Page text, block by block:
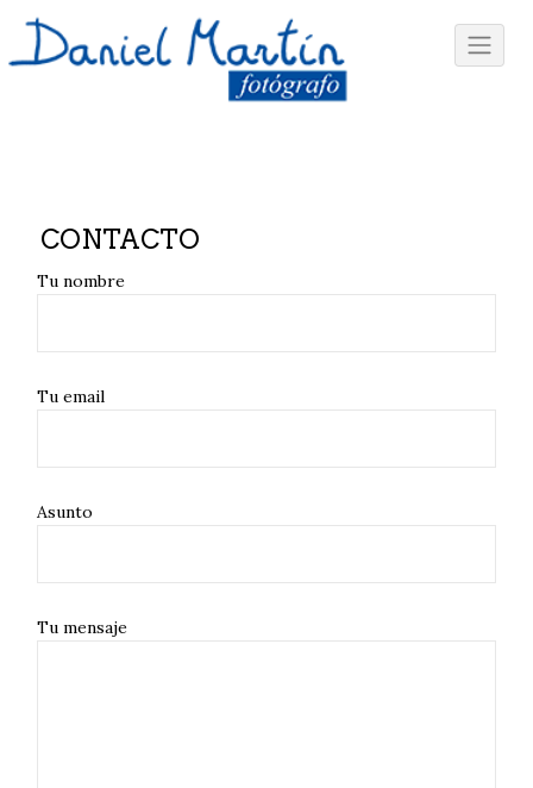
CONTACTO
Tu nombre
Tu email
Asunto
Tu mensaje